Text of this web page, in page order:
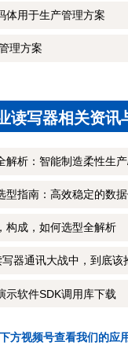
体用于生产管理方案
理方案
读写器相关资讯
解析：智能制造柔性生
型指南：高效稳定的数
构成，如何选型全解析
器通讯大战中，到底该
示软件SDK调用库下载
方视频号查看我们的应